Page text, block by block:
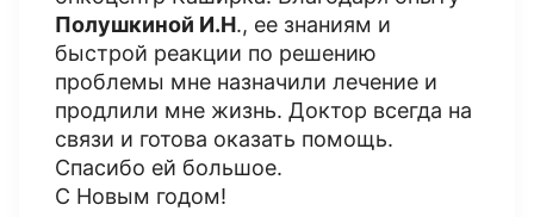
Полушкиной И.Н., ее знаниям и
быстрой реакции по решению
проблемы мне назначили лечение и
продлили мне жизнь. Доктор всегда на
связи и готова оказать помощь.
Спасибо ей большое.
С Новым годом!